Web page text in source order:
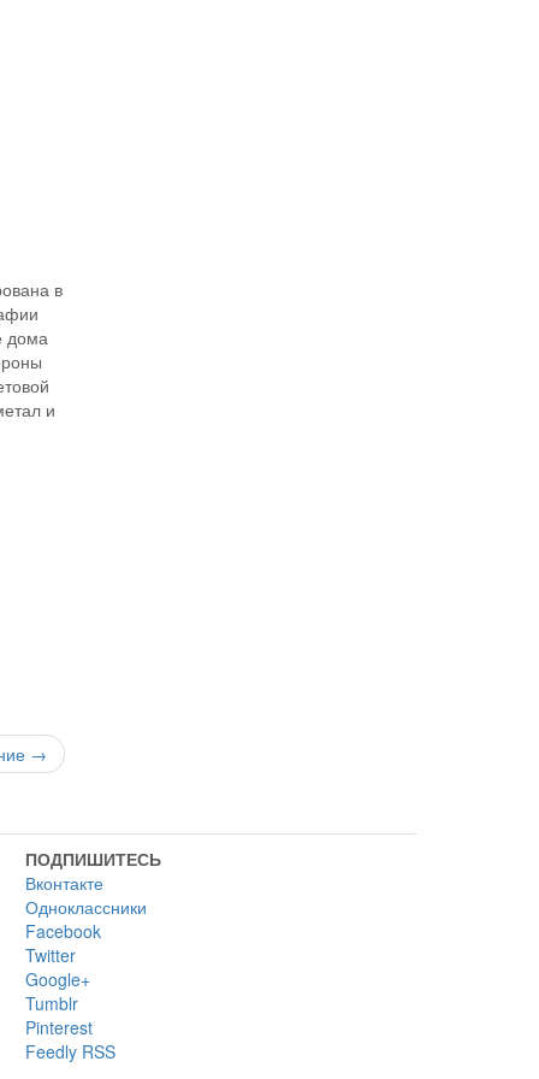
в
дома
и
→
ПОДПИШИТЕСЬ
Вконтакте
Одноклассники
Facebook
Twitter
Google+
Tumblr
Pinterest
Feedly RSS